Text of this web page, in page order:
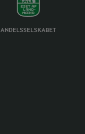
ANDELSSELSKABET